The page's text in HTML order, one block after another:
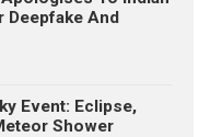
Deepfake And
Event: Eclipse,
Shower